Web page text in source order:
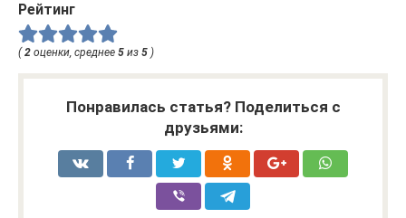
Рейтинг
( 2 оценки, среднее 5 из 5 )
Понравилась статья? Поделиться с
друзьями: